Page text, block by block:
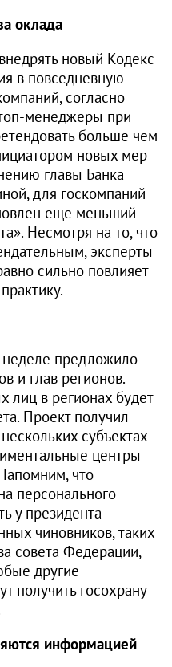
оклада
новый Кодекс
в повседневную
согласно
менеджеры при
больше чем
новых мер
главы Банка
для госкомпаний
еще меньший
. Несмотря на то, что
эксперты
сильно повлияет
предложило
и глав регионов.
лиц в регионах будет
Проект получил
субъектах
центры
что
персонального
у президента
чиновников, таких
совета Федерации,
другие
получить госохрану
информацией